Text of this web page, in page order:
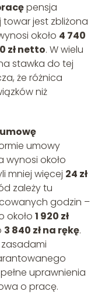
pensja
jest zbliżona
około 4 740
zł netto. W wielu
stawka do tej
że różnica
niż
umowę
umowy
wynosi około
mniej więcej 24 zł
zależy tu
godzin –
około 1 920 zł
3 840 zł na rękę.
uprawnienia
o pracę.